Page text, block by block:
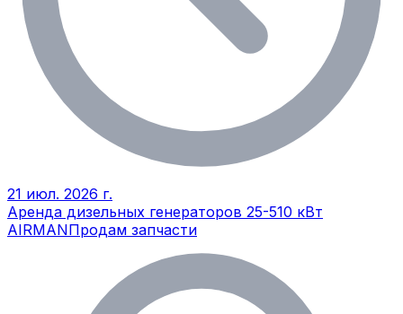
21 июл. 2026 г.
Аренда дизельных генераторов 25-510 кВт
AIRMANПродам запчасти